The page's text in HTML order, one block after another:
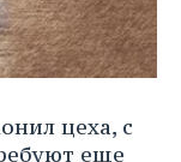
цеха, с
еще